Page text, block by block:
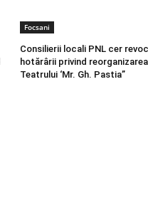
Focsani
Consilierii locali PNL cer
hotărârii privind reorganizarea
Teatrului ‘Mr. Gh. Pastia”